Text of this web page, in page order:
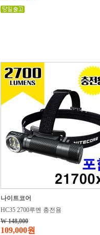
나이트코어
HC35 2700루멘 충전용
W 148,000
109,000원